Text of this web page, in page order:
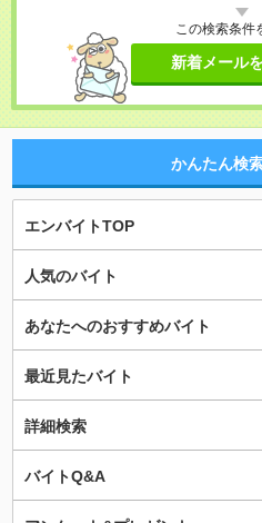
この検索条件
新着メール
かんたん検
エンバイトTOP
人気のバイト
あなたへのおすすめバイト
最近見たバイト
詳細検索
バイトQ&A